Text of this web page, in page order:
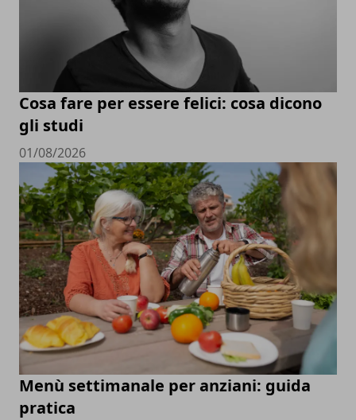
Cosa fare per essere felici: cosa dicono
gli studi
01/08/2026
Menù settimanale per anziani: guida
pratica